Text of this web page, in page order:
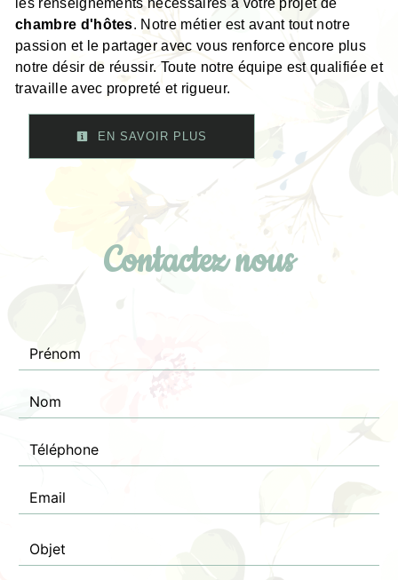
les renseignements nécessaires à votre projet de
chambre d'hôtes. Notre métier est avant tout notre
passion et le partager avec vous renforce encore plus
notre désir de réussir. Toute notre équipe est qualifiée et
travaille avec propreté et rigueur.
EN SAVOIR PLUS
Contactez nous